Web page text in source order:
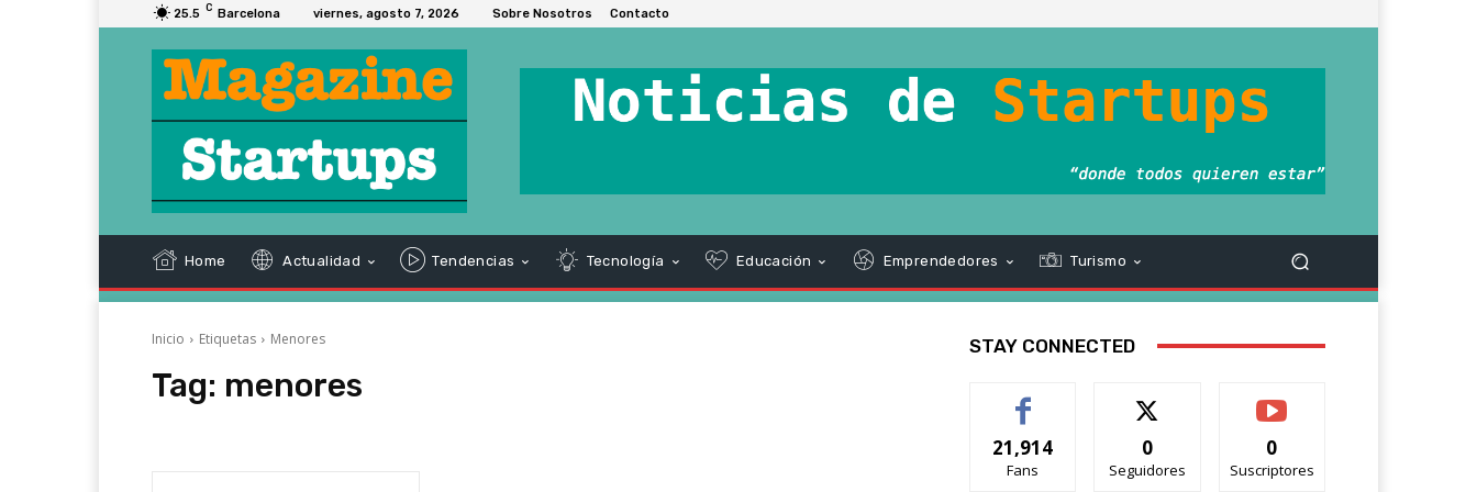
25.5 C Barcelona viernes, agosto 7, 2026 Sobre Nosotros Contacto
Home Actualidad Tendencias Tecnología Educación Emprendedores Turismo
Inicio Etiquetas Menores
Tag: menores
STAY CONNECTED
21,914
Fans
0
Seguidores
0
Suscriptores